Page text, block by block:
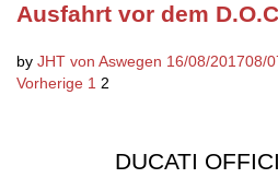
Ausfahrt vor dem
by JHT von Aswegen 16/08/201708/
Seitennummerierung
Vorherige 1 2
DUCATI